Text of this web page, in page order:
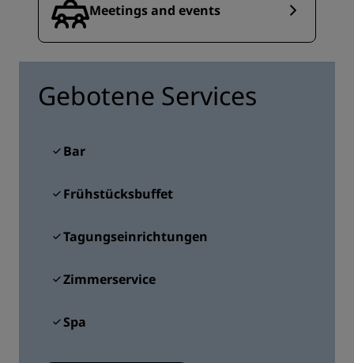
Meetings and events
Gebotene Services
Bar
Frühstücksbuffet
Tagungseinrichtungen
Zimmerservice
Spa